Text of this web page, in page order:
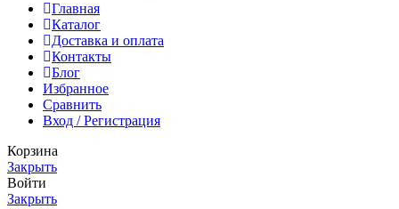
Главная
Каталог
Доставка и оплата
Контакты
Блог
Избранное
Сравнить
Вход / Регистрация
Корзина
Закрыть
Войти
Закрыть